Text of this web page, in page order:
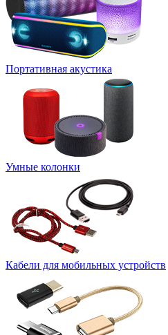
Портативная акустика
Умные колонки
Кабели для мобильных устройств